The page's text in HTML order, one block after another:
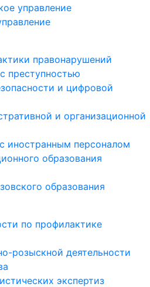
управление
правонарушений
преступностью
и цифровой
и организационной
иностранным персоналом
образования
образования
по профилактике
розыскной деятельности
экспертиз